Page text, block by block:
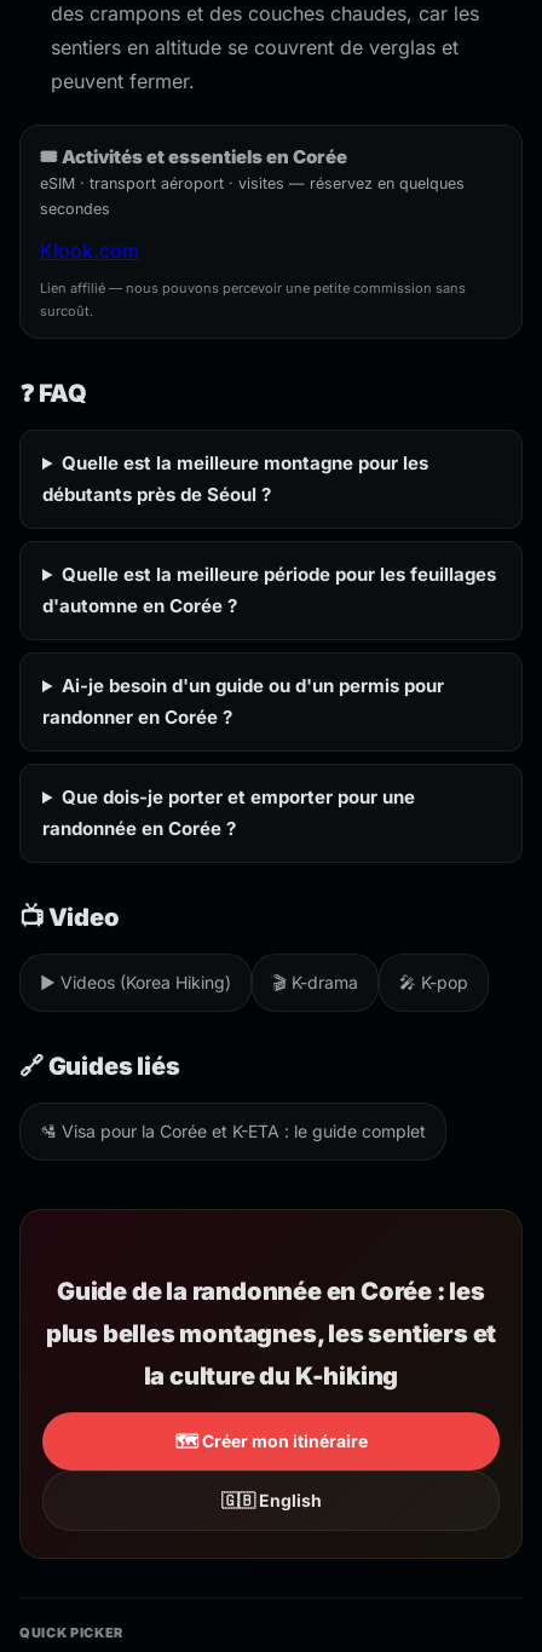
des crampons et des couches chaudes, car les
sentiers en altitude se couvrent de verglas et
peuvent fermer.
🎟️ Activités et essentiels en Corée
eSIM · transport aéroport · visites — réservez en quelques
secondes
Klook.com
Lien affilié — nous pouvons percevoir une petite commission sans
surcoût.
❓ FAQ
Quelle est la meilleure montagne pour les
débutants près de Séoul ?
Quelle est la meilleure période pour les feuillages
d'automne en Corée ?
Ai-je besoin d'un guide ou d'un permis pour
randonner en Corée ?
Que dois-je porter et emporter pour une
randonnée en Corée ?
📺 Video
▶️ Videos (Korea Hiking) 🎬 K-drama 🎤 K-pop
🔗 Guides liés
🛂 Visa pour la Corée et K-ETA : le guide complet
Guide de la randonnée en Corée : les
plus belles montagnes, les sentiers et
la culture du K-hiking
🗺️ Créer mon itinéraire
🇬🇧 English
QUICK PICKER